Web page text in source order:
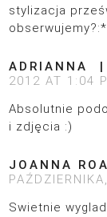
stylizacja
obserwujemy?:*
ADRIANNA
2012 AT 1:04
Absolutnie
i zdjęcia :)
JOANNA
Swietnie